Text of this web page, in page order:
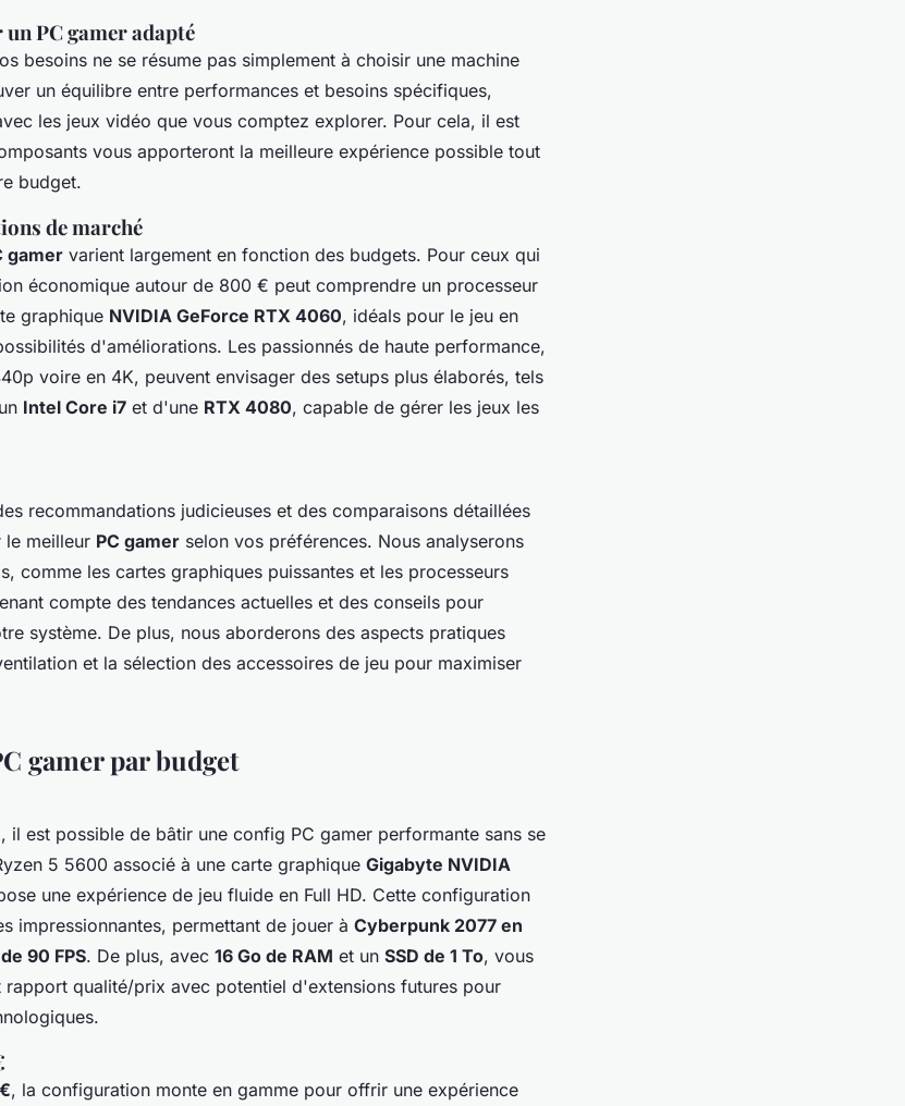
PC gamer adapté
besoins ne se résume pas simplement à choisir une machine
un équilibre entre performances et besoins spécifiques,
les jeux vidéo que vous comptez explorer. Pour cela, il est
vous apporteront la meilleure expérience possible tout
budget.
de marché
gamer varient largement en fonction des budgets. Pour ceux qui
économique autour de 800 € peut comprendre un processeur
graphique NVIDIA GeForce RTX 4060, idéals pour le jeu en
d'améliorations. Les passionnés de haute performance,
voire en 4K, peuvent envisager des setups plus élaborés, tels
Intel Core i7 et d'une RTX 4080, capable de gérer les jeux les
recommandations judicieuses et des comparaisons détaillées
le meilleur PC gamer selon vos préférences. Nous analyserons
comme les cartes graphiques puissantes et les processeurs
compte des tendances actuelles et des conseils pour
système. De plus, nous aborderons des aspects pratiques
et la sélection des accessoires de jeu pour maximiser
gamer par budget
, il est possible de bâtir une config PC gamer performante sans se
5 5600 associé à une carte graphique Gigabyte NVIDIA
une expérience de jeu fluide en Full HD. Cette configuration
impressionnantes, permettant de jouer à Cyberpunk 2077 en
90 FPS. De plus, avec 16 Go de RAM et un SSD de 1 To, vous
qualité/prix avec potentiel d'extensions futures pour
, la configuration monte en gamme pour offrir une expérience